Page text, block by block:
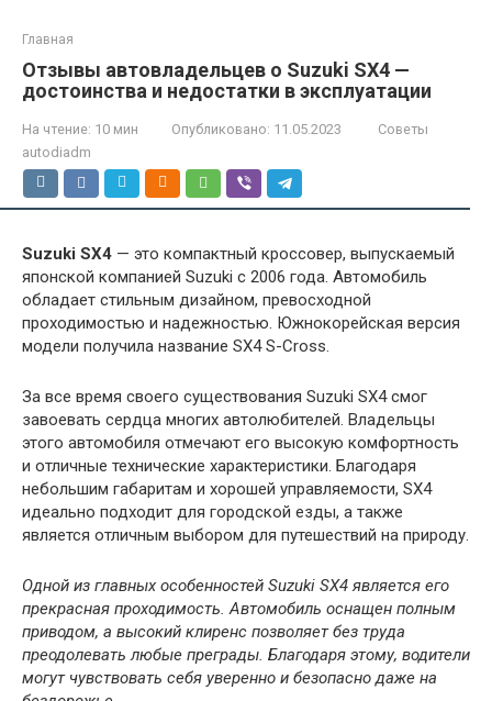
Главная
Отзывы автовладельцев о Suzuki SX4 —
достоинства и недостатки в эксплуатации
На чтение: 10 мин Опубликовано: 11.05.2023
Советы
autodiadm
Suzuki SX4 — это компактный кроссовер, выпускаемый
японской компанией Suzuki с 2006 года. Автомобиль
обладает стильным дизайном, превосходной
проходимостью и надежностью. Южнокорейская версия
модели получила название SX4 S-Cross.
За все время своего существования Suzuki SX4 смог
завоевать сердца многих автолюбителей. Владельцы
этого автомобиля отмечают его высокую комфортность
и отличные технические характеристики. Благодаря
небольшим габаритам и хорошей управляемости, SX4
идеально подходит для городской езды, а также
является отличным выбором для путешествий на природу.
Одной из главных особенностей Suzuki SX4 является его
прекрасная проходимость. Автомобиль оснащен полным
приводом, а высокий клиренс позволяет без труда
преодолевать любые преграды. Благодаря этому, водители
могут чувствовать себя уверенно и безопасно даже на